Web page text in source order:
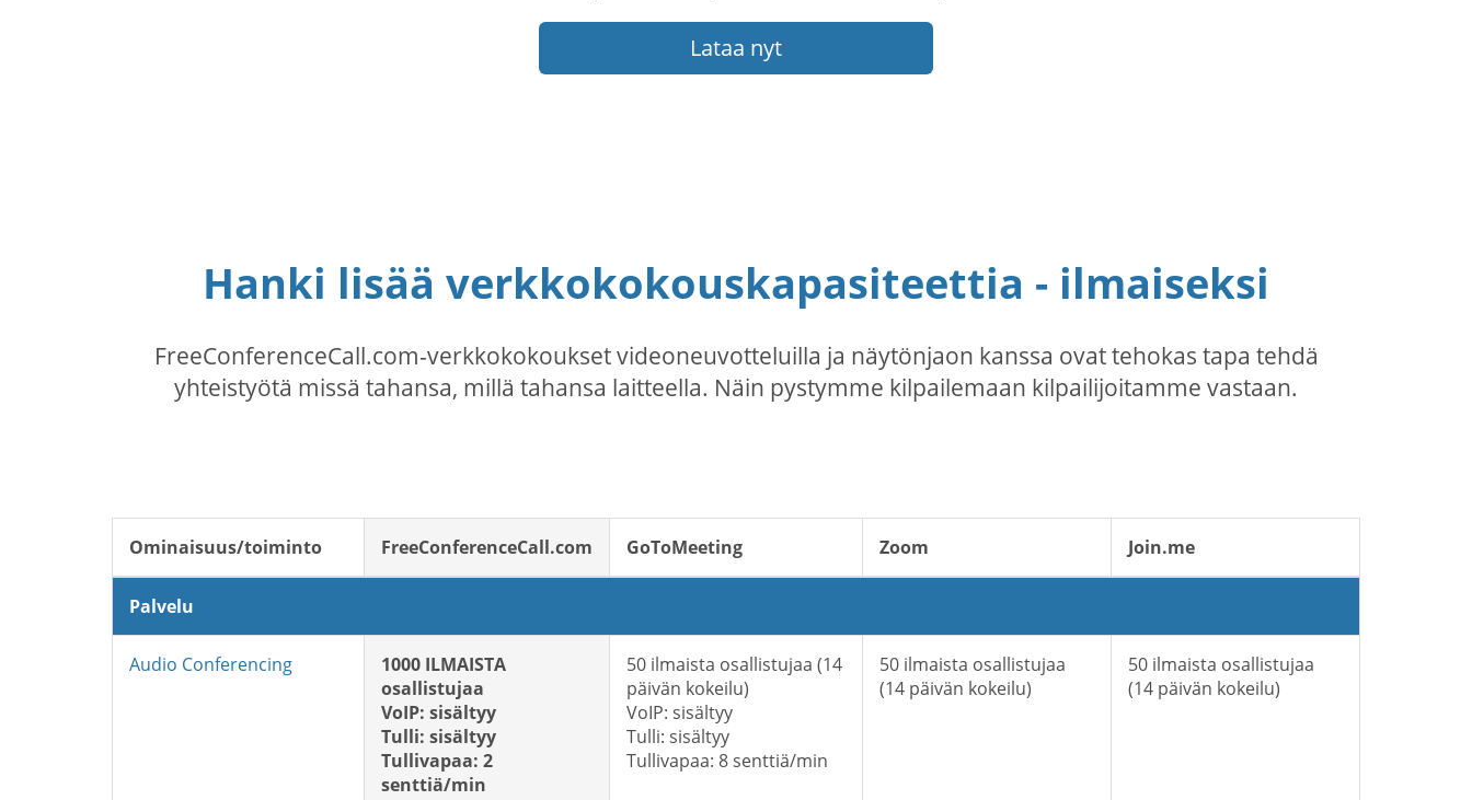
Lataa nyt
Hanki lisää verkkokokouskapasiteettia - ilmaiseksi
FreeConferenceCall.com-verkkokokoukset videoneuvotteluilla ja näytönjaon kanssa ovat tehokas tapa tehdä
yhteistyötä missä tahansa, millä tahansa laitteella. Näin pystymme kilpailemaan kilpailijoitamme vastaan.
Ominaisuus/toiminto FreeConferenceCall.com GoToMeeting Zoom Join.me
Palvelu
Audio Conferencing
1000 ILMAISTA
osallistujaa
VoIP: sisältyy
Tulli: sisältyy
Tullivapaa: 2
senttiä/min
50 ilmaista osallistujaa (14
päivän kokeilu)
VoIP: sisältyy
Tulli: sisältyy
Tullivapaa: 8 senttiä/min
50 ilmaista osallistujaa
(14 päivän kokeilu)
50 ilmaista osallistujaa
(14 päivän kokeilu)